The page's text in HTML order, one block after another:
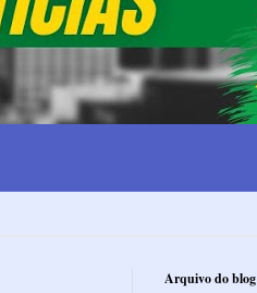
Arquivo do blog